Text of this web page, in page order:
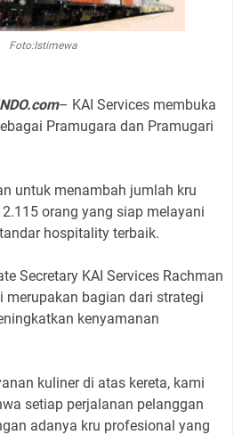
Foto:Istimewa
– KAI Services membuka
Pramugara dan Pramugari
untuk menambah jumlah kru
orang yang siap melayani
hospitality terbaik.
Secretary KAI Services Rachman
merupakan bagian dari strategi
kenyamanan
kuliner di atas kereta, kami
setiap perjalanan pelanggan
adanya kru profesional yang